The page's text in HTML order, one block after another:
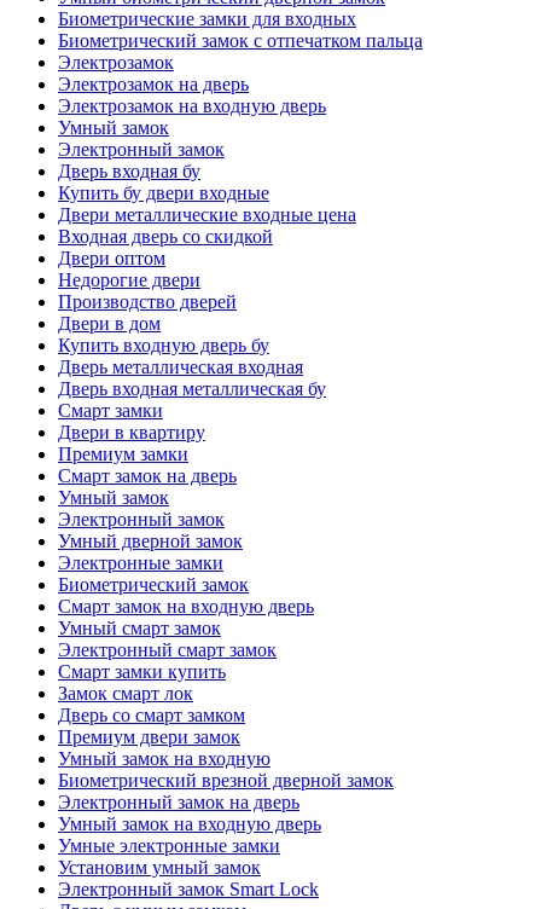
Биометрические замки для входных
Биометрический замок с отпечатком пальца
Электрозамок
Электрозамок на дверь
Электрозамок на входную дверь
Умный замок
Электронный замок
Дверь входная бу
Купить бу двери входные
Двери металлические входные цена
Входная дверь со скидкой
Двери оптом
Недорогие двери
Производство дверей
Двери в дом
Купить входную дверь бу
Дверь металлическая входная
Дверь входная металлическая бу
Смарт замки
Двери в квартиру
Премиум замки
Смарт замок на дверь
Умный замок
Электронный замок
Умный дверной замок
Электронные замки
Биометрический замок
Смарт замок на входную дверь
Умный смарт замок
Электронный смарт замок
Смарт замки купить
Замок смарт лок
Дверь со смарт замком
Премиум двери замок
Умный замок на входную
Биометрический врезной дверной замок
Электронный замок на дверь
Умный замок на входную дверь
Умные электронные замки
Установим умный замок
Электронный замок Smart Lock